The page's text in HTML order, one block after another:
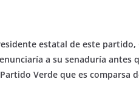
estatal de este
a su senaduría antes
Verde que es comparsa